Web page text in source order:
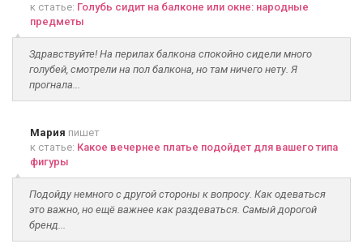
к статье: Голубь сидит на балконе или окне: народные
предметы
Здравствуйте! На перилах балкона спокойно сидели много
голубей, смотрели на пол балкона, но там ничего нету. Я
прогнала...
Мария пишет
к статье: Какое вечернее платье подойдет для вашего типа
фигуры
Подойду немного с другой стороны к вопросу. Как одеваться
это важно, но ещё важнее как раздеваться. Самый дорогой
бренд...